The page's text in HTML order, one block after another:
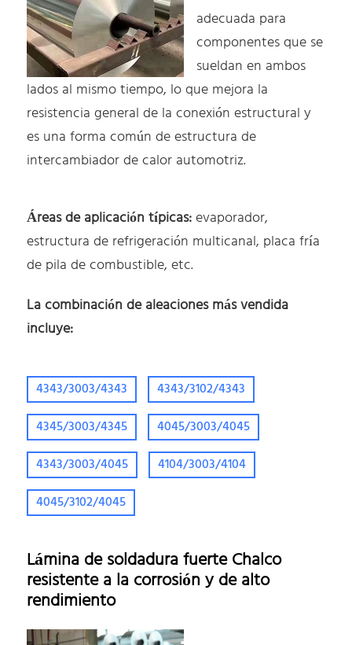
adecuada para
componentes que se
sueldan en ambos
lados al mismo tiempo, lo que mejora la
resistencia general de la conexión estructural y
es una forma común de estructura de
intercambiador de calor automotriz.
Áreas de aplicación típicas:evaporador,
estructura de refrigeración multicanal, placa fría
de pila de combustible, etc.
La combinación de aleaciones más vendida
incluye:
4343/3003/4343
4343/3102/4343
4345/3003/4345
4045/3003/4045
4343/3003/4045
4104/3003/4104
4045/3102/4045
Lámina de soldadura fuerte Chalco
resistente a la corrosión y de alto
rendimiento